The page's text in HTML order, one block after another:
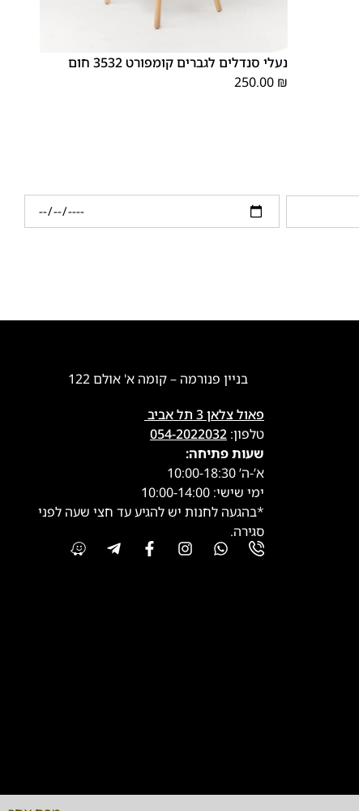
נעלי סנדלים לגברים קומפורט 3532 חום
250.00 ₪
בניין פנורמה – קומה א' אולם 122
פאול צלאן 3 תל אביב
טלפון: 054-2022032
שעות פתיחה:
א’-ה’ 10:00-18:30
ימי שישי: 10:00-14:00
*בהגעה לחנות יש להגיע עד חצי שעה לפני
סגירה.